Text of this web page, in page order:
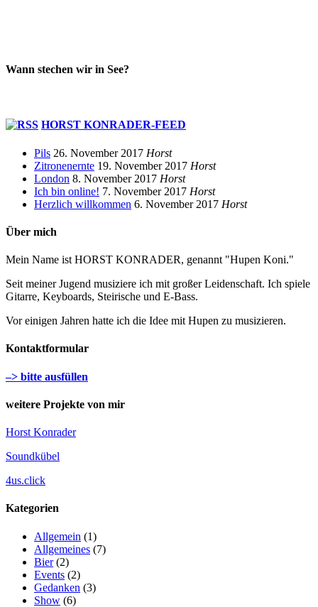
Wann stechen wir in See?
HORST KONRADER-FEED
Pils 26. November 2017 Horst
Zitronenernte 19. November 2017 Horst
London 8. November 2017 Horst
Ich bin online! 7. November 2017 Horst
Herzlich willkommen 6. November 2017 Horst
Über mich
Mein Name ist HORST KONRADER, genannt "Hupen Koni."
Seit meiner Jugend musiziere ich mit großer Leidenschaft. Ich spiele
Gitarre, Keyboards, Steirische und E-Bass.
Vor einigen Jahren hatte ich die Idee mit Hupen zu musizieren.
Kontaktformular
–> bitte ausfüllen
weitere Projekte von mir
Horst Konrader
Soundkübel
4us.click
Kategorien
Allgemein (1)
Allgemeines (7)
Bier(2)
Events (2)
Gedanken (3)
Show (6)